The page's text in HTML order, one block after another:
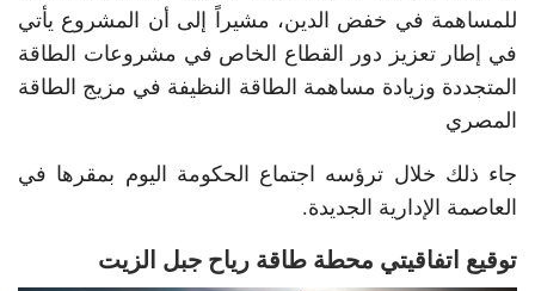
للمساهمة في خفض الدين، مشيراً إلى أن المشروع يأتي
في إطار تعزيز دور القطاع الخاص في مشروعات الطاقة
المتجددة وزيادة مساهمة الطاقة النظيفة في مزيج الطاقة
المصري
جاء ذلك خلال ترؤسه اجتماع الحكومة اليوم بمقرها في
العاصمة الإدارية الجديدة.
توقيع اتفاقيتي محطة طاقة رياح جبل الزيت